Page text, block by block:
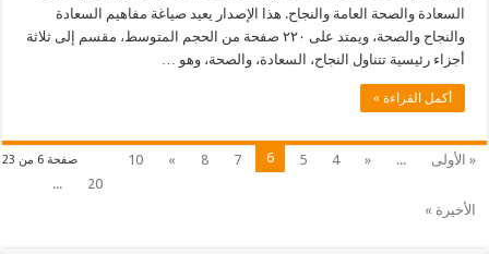
السعادة والصحة العامة والنجاح. هذا الإصدار يعيد صياغة مفاهيم السعادة
والنجاح والصحة، ويمتد على ٢٢٠ صفحة من الحجم المتوسط، مقسم إلى ثلاثة
أجزاء رئيسية تتناول النجاح، السعادة، والصحة، وهو …
أكمل القراءة »
صفحة 6 من 23 « الأولى ...
«
4
5
6
7
8
»
10
20
...
الأخيرة »